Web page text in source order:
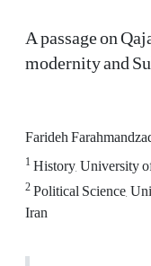
A passage on
modernity and
Farideh
1History, University
2Political Science,
Iran